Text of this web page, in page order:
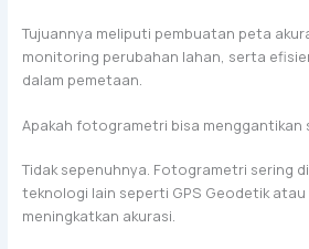
Tujuannya meliputi pembuatan peta
monitoring perubahan lahan, serta
dalam pemetaan.
Apakah fotogrametri bisa menggantikan
Tidak sepenuhnya. Fotogrametri sering
teknologi lain seperti GPS Geodetik
meningkatkan akurasi.